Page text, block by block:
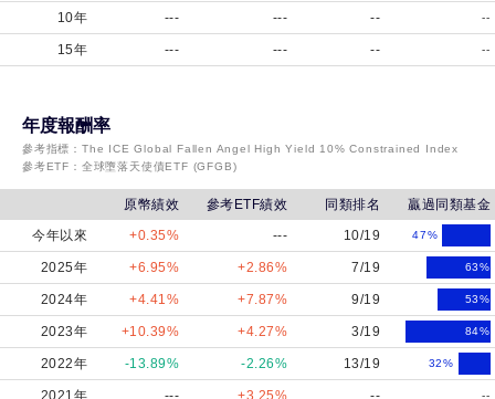
債
券
金-
月
10年 --- --- -- --
15年 --- --- -- --
年度報酬率
參考指標： The ICE Global Fallen Angel High Yield 10% Constrained Index
參考ETF： 全球墮落天使債ETF (GFGB)
原幣績效 參考ETF績效 同類排名
贏過同類基金
今年以來
+0.35% --- 10/19 47%
2025年 +6.95% +2.86% 7/19 63%
2024年 +4.41% +7.87% 9/19 53%
2023年 +10.39% +4.27% 3/19 84%
2022年 -13.89% -2.26% 13/19 32%
2021年 --- +3.25% -- --